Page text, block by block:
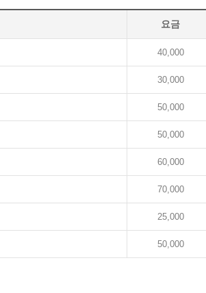
요금
40,000
30,000
50,000
50,000
60,000
70,000
25,000
50,000